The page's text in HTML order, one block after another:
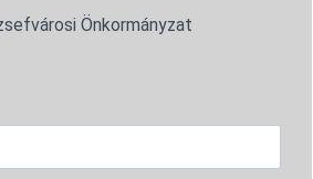
Önkormányzat